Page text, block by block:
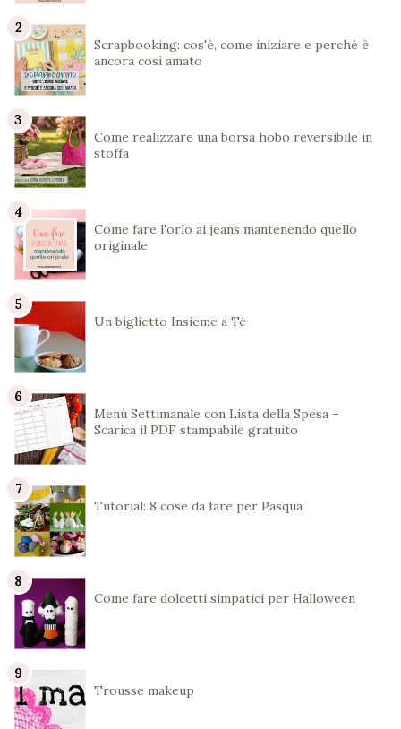
Scrapbooking: cos'è, come iniziare e perché è
ancora così amato
Come realizzare una borsa hobo reversibile in
stoffa
Come fare l'orlo ai jeans mantenendo quello
originale
Un biglietto Insieme a Té
Menù Settimanale con Lista della Spesa –
Scarica il PDF stampabile gratuito
Tutorial: 8 cose da fare per Pasqua
Come fare dolcetti simpatici per Halloween
Trousse makeup